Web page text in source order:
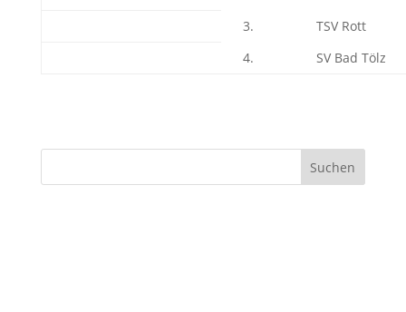
3.
TSV Rott
4.
SV Bad Tölz
Suchen